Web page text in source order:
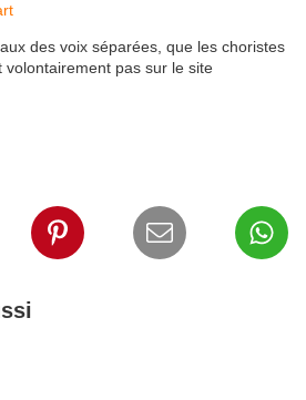
des voix séparées, que les choristes
pas sur le site